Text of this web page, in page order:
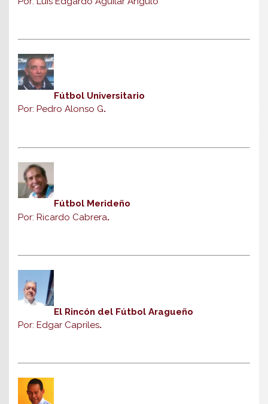
Fútbol Universitario
Por: Pedro Alonso G.
Fútbol Merideño
Por: Ricardo Cabrera.
El Rincón del Fútbol Aragueño
Por: Edgar Capriles.